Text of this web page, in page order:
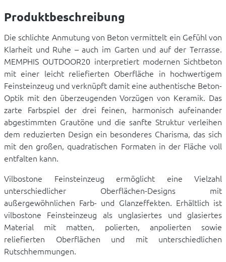
Produktbeschreibung
Die schlichte Anmutung von Beton vermittelt ein Gefühl von
Klarheit und Ruhe – auch im Garten und auf der Terrasse.
MEMPHIS OUTDOOR20 interpretiert modernen Sichtbeton
mit einer leicht reliefierten Oberfläche in hochwertigem
Feinsteinzeug und verknüpft damit eine authentische Beton-
Optik mit den überzeugenden Vorzügen von Keramik. Das
zarte Farbspiel der drei feinen, harmonisch aufeinander
abgestimmten Grautöne und die sanfte Struktur verleihen
dem reduzierten Design ein besonderes Charisma, das sich
mit den großen, quadratischen Formaten in der Fläche voll
entfalten kann.
Vilbostone Feinsteinzeug ermöglicht eine Vielzahl
unterschiedlicher Oberflächen-Designs mit
außergewöhnlichen Farb- und Glanzeffekten. Erhältlich ist
vilbostone Feinsteinzeug als unglasiertes und glasiertes
Material mit matten, polierten, anpolierten sowie
reliefierten Oberflächen und mit unterschiedlichen
Rutschhemmungen.